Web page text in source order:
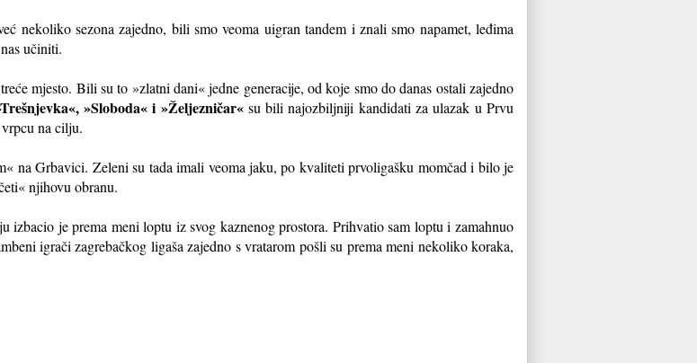
nekoliko sezona zajedno, bili smo veoma uigran tandem i znali smo napamet, leđima
učiniti.
mjesto. Bili su to »zlatni dani« jedne generacije, od koje smo do danas ostali zajedno
»Sloboda« i »Željezničar«su bili najozbiljniji kandidati za ulazak u Prvu
na cilju.
na Grbavici. Zeleni su tada imali veoma jaku, po kvaliteti prvoligašku momčad i bilo je
njihovu obranu.
izbacio je prema meni loptu iz svog kaznenog prostora. Prihvatio sam loptu i zamahnuo
igrači zagrebačkog ligaša zajedno s vratarom pošli su prema meni nekoliko koraka,